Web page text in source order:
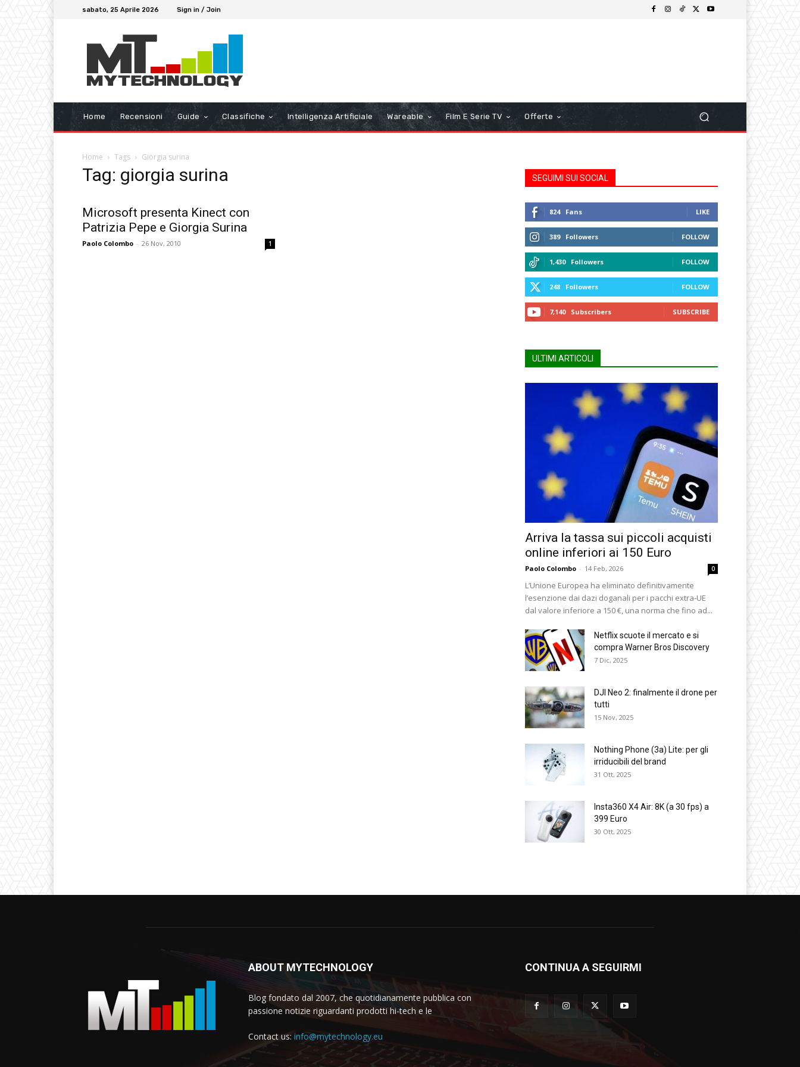
sabato, 25 Aprile 2026 Sign in / Join
Home Recensioni Guide Classifiche Intelligenza Artificiale Wareable Film E Serie TV Offerte
Home Tags Giorgia surina
Tag: giorgia surina
Microsoft presenta Kinect con
Patrizia Pepe e Giorgia Surina
Paolo Colombo - 26 Nov, 2010 1
SEGUIMI SUI SOCIAL
824 Fans LIKE
389 Followers FOLLOW
1,430 Followers FOLLOW
248 Followers FOLLOW
7,140 Subscribers SUBSCRIBE
ULTIMI ARTICOLI
Arriva la tassa sui piccoli acquisti
online inferiori ai 150 Euro
Paolo Colombo - 14 Feb, 2026 0
L’Unione Europea ha eliminato definitivamente
l’esenzione dai dazi doganali per i pacchi extra-UE
dal valore inferiore a 150 €, una norma che fino ad...
Netflix scuote il mercato e si
compra Warner Bros Discovery
7 Dic, 2025
DJI Neo 2: finalmente il drone per
tutti
15 Nov, 2025
Nothing Phone (3a) Lite: per gli
irriducibili del brand
31 Ott, 2025
Insta360 X4 Air: 8K (a 30 fps) a
399 Euro
30 Ott, 2025
ABOUT MYTECHNOLOGY
Blog fondato dal 2007, che quotidianamente pubblica con
passione notizie riguardanti prodotti hi-tech e le
Contact us: info@mytechnology.eu
CONTINUA A SEGUIRMI